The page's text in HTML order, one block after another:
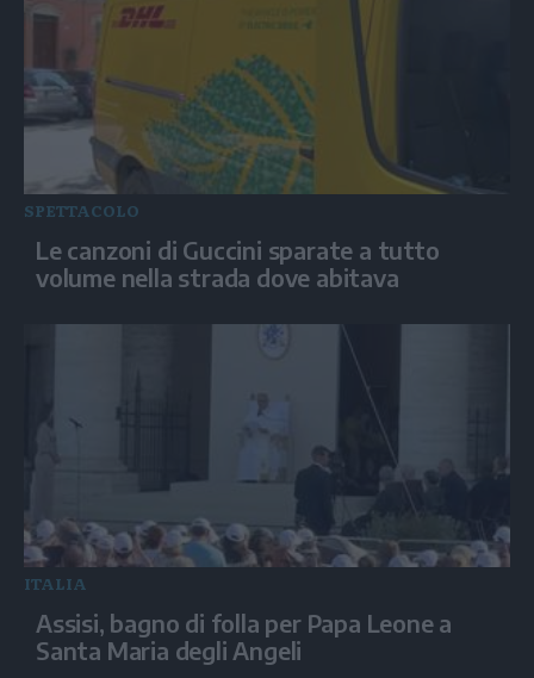
SPETTACOLO
Le canzoni di Guccini sparate a tutto
volume nella strada dove abitava
ITALIA
Assisi, bagno di folla per Papa Leone a
Santa Maria degli Angeli